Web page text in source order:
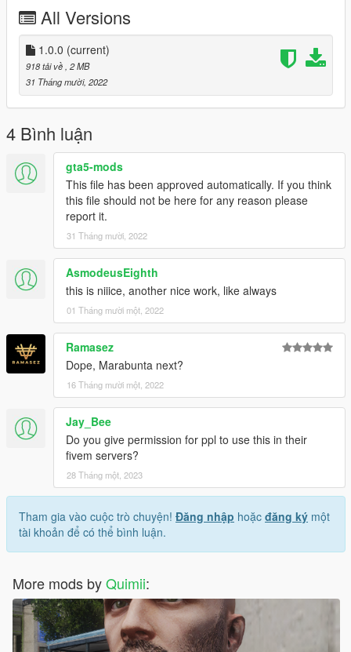
All Versions
1.0.0 (current)
918 tải về, 2 MB
31 Tháng mười, 2022
4 Bình luận
gta5-mods
This file has been approved automatically. If you think
this file should not be here for any reason please
report it.
31 Tháng mười, 2022
AsmodeusEighth
this is niiice, another nice work, like always
01 Tháng mười một, 2022
Ramasez
Dope, Marabunta next?
16 Tháng mười một, 2022
Jay_Bee
Do you give permission for ppl to use this in their
fivem servers?
28 Tháng một, 2023
Tham gia vào cuộc trò chuyện! Đăng nhập hoặc đăng ký một
tài khoản để có thể bình luận.
More mods byQuimii: